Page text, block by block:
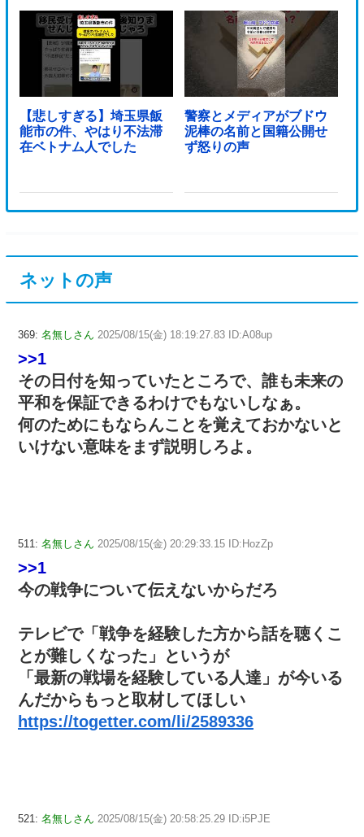
【悲しすぎる】埼玉県飯
能市の件、やはり不法滞
在ベトナム人でした
警察とメディアがブドウ
泥棒の名前と国籍公開せ
ず怒りの声
ネットの声
369: 名無しさん 2025/08/15(金) 18:19:27.83 ID:A08up
>>1
その日付を知っていたところで、誰も未来の
平和を保証できるわけでもないしなぁ。
何のためにもならんことを覚えておかないと
いけない意味をまず説明しろよ。
511: 名無しさん 2025/08/15(金) 20:29:33.15 ID:HozZp
>>1
今の戦争について伝えないからだろ
テレビで「戦争を経験した方から話を聴くこ
とが難しくなった」というが
「最新の戦場を経験している人達」が今いる
んだからもっと取材してほしい
https://togetter.com/li/2589336
521: 名無しさん 2025/08/15(金) 20:58:25.29 ID:i5PJE